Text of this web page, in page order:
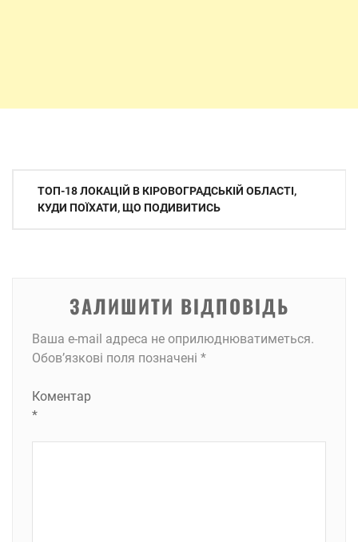
Навігація
записів
ТОП-18 ЛОКАЦІЙ В КІРОВОГРАДСЬКІЙ ОБЛАСТІ,
КУДИ ПОЇХАТИ, ЩО ПОДИВИТИСЬ
ЗАЛИШИТИ ВІДПОВІДЬ
Ваша e-mail адреса не оприлюднюватиметься.
Обов’язкові поля позначені *
Коментар
*